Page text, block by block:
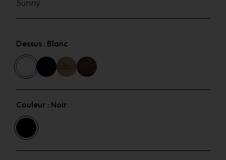
Sunny
Dessus : Blanc
Couleur : Noir